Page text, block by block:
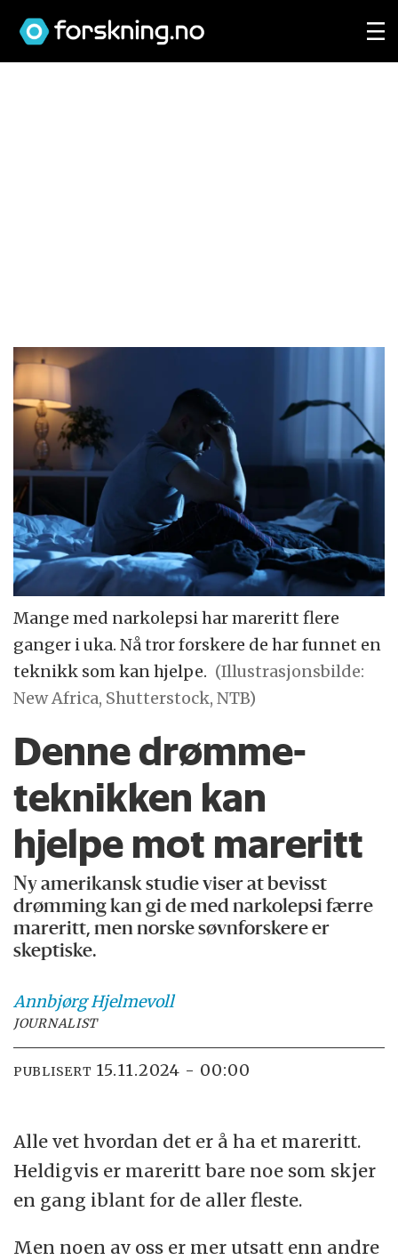
Mange med narkolepsi har mareritt flere
ganger i uka. Nå tror forskere de har funnet en
teknikk som kan hjelpe. (Illustrasjonsbilde:
New Africa, Shutterstock, NTB)
Denne drømme-
teknikken kan
hjelpe mot mareritt
Ny amerikansk studie viser at bevisst
drømming kan gi de med narkolepsi færre
mareritt, men norske søvnforskere er
skeptiske.
AnnbjørgHjelmevoll
JOURNALIST
PUBLISERT 15.11.2024 - 00:00
Alle vet hvordan det er å ha et mareritt.
Heldigvis er mareritt bare noe som skjer
en gang iblant for de aller fleste.
Men noen av oss er mer utsatt enn andre